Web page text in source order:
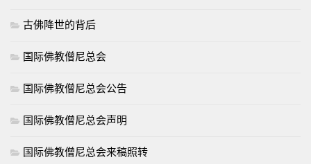
古佛降世的背后
国际佛教僧尼总会
国际佛教僧尼总会公告
国际佛教僧尼总会声明
国际佛教僧尼总会来稿照转